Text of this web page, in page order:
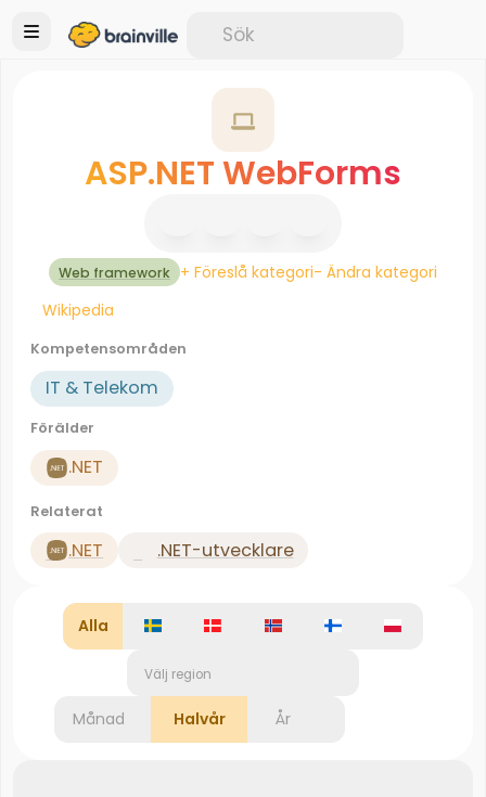
ASP.NET WebForms
Web framework + Föreslå kategori- Ändra kategori
Wikipedia
Kompetensområden
IT & Telekom
Förälder
.NET
Relaterat
.NET .NET-utvecklare
Alla
Välj region
Månad Halvår År